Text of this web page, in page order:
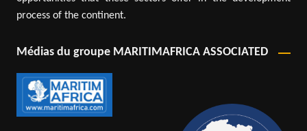
process of the continent.
Médias du groupe MARITIMAFRICA ASSOCIATED